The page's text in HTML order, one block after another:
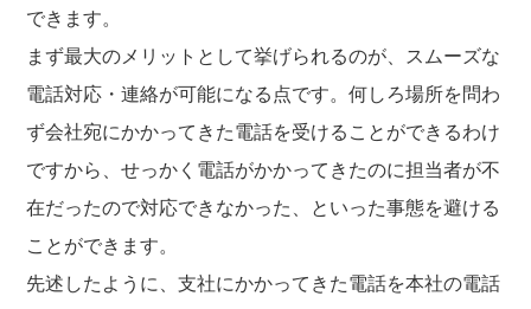
できます。
まず最大のメリットとして挙げられるのが、スムーズな
電話対応・連絡が可能になる点です。何しろ場所を問わ
ず会社宛にかかってきた電話を受けることができるわけ
ですから、せっかく電話がかかってきたのに担当者が不
在だったので対応できなかった、といった事態を避ける
ことができます。
先述したように、支社にかかってきた電話を本社の電話